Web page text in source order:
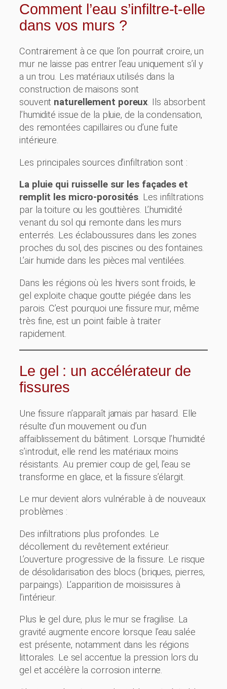
Comment l’eau s’infiltre-t-elle
dans vos murs ?
Contrairement à ce que l’on pourrait croire, un
mur ne laisse pas entrer l’eau uniquement s’il y
a un trou. Les matériaux utilisés dans la
construction de maisons sont
souvent naturellement poreux. Ils absorbent
l’humidité issue de la pluie, de la condensation,
des remontées capillaires ou d’une fuite
intérieure.
Les principales sources d’infiltration sont :
La pluie qui ruisselle sur les façades et
remplit les micro-porosités. Les infiltrations
par la toiture ou les gouttières. L’humidité
venant du sol qui remonte dans les murs
enterrés. Les éclaboussures dans les zones
proches du sol, des piscines ou des fontaines.
L’air humide dans les pièces mal ventilées.
Dans les régions où les hivers sont froids, le
gel exploite chaque goutte piégée dans les
parois. C’est pourquoi une fissure mur, même
très fine, est un point faible à traiter
rapidement.
Le gel : un accélérateur de
fissures
Une fissure n’apparaît jamais par hasard. Elle
résulte d’un mouvement ou d’un
affaiblissement du bâtiment. Lorsque l’humidité
s’introduit, elle rend les matériaux moins
résistants. Au premier coup de gel, l’eau se
transforme en glace, et la fissure s’élargit.
Le mur devient alors vulnérable à de nouveaux
problèmes :
Des infiltrations plus profondes. Le
décollement du revêtement extérieur.
L’ouverture progressive de la fissure. Le risque
de désolidarisation des blocs (briques, pierres,
parpaings). L’apparition de moisissures à
l’intérieur.
Plus le gel dure, plus le mur se fragilise. La
gravité augmente encore lorsque l’eau salée
est présente, notamment dans les régions
littorales. Le sel accentue la pression lors du
gel et accélère la corrosion interne.